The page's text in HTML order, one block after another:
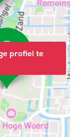
profiel te